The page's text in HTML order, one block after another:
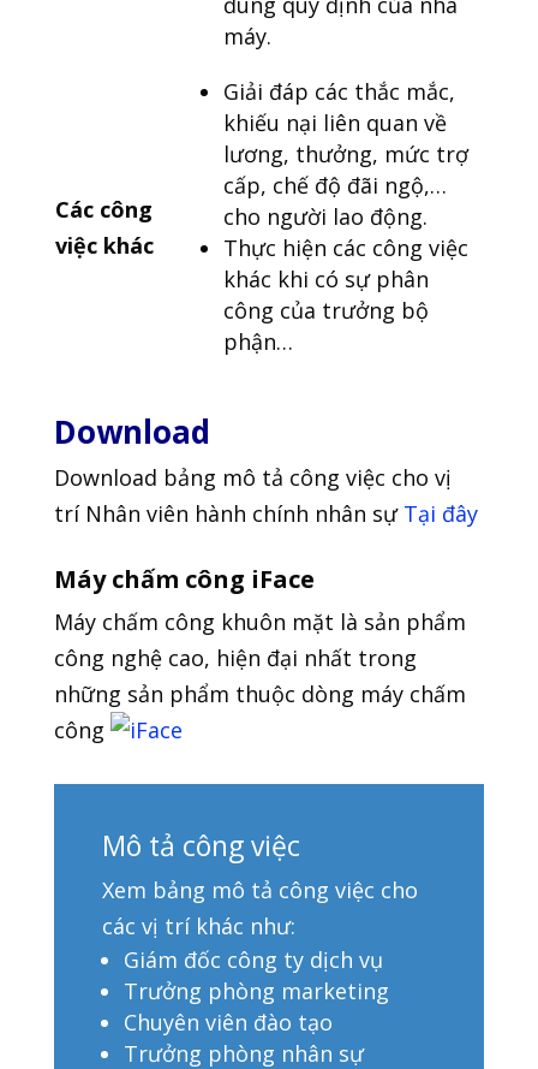
máy.
Các công
việc khác
Giải đáp các thắc mắc,
khiếu nại liên quan về
lương, thưởng, mức trợ
cấp, chế độ đãi ngộ,…
cho người lao động.
Thực hiện các công việc
khác khi có sự phân
công của trưởng bộ
phận…
Download
Download bảng mô tả công việc cho vị
trí Nhân viên hành chính nhân sự Tại đây
Máy chấm công iFace
Máy chấm công khuôn mặt là sản phẩm
công nghệ cao, hiện đại nhất trong
những sản phẩm thuộc dòng máy chấm
công
Mô tả công việc
Xem bảng mô tả công việc cho
các vị trí khác như:
Giám đốc công ty dịch vụ
Trưởng phòng marketing
Chuyên viên đào tạo
Trưởng phòng nhân sự